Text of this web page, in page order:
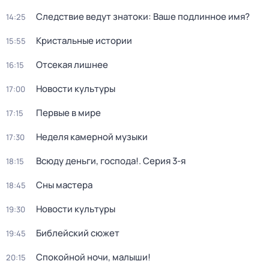
14:25 Следствие ведут знатоки: Ваше подлинное имя?
15:55 Кристальные истории
16:15 Отсекая лишнее
17:00 Новости культуры
17:15 Первые в мире
17:30 Неделя камерной музыки
18:15 Всюду деньги, господа!. Серия 3-я
18:45 Сны мастера
19:30 Новости культуры
19:45 Библейский сюжет
20:15 Спокойной ночи, малыши!